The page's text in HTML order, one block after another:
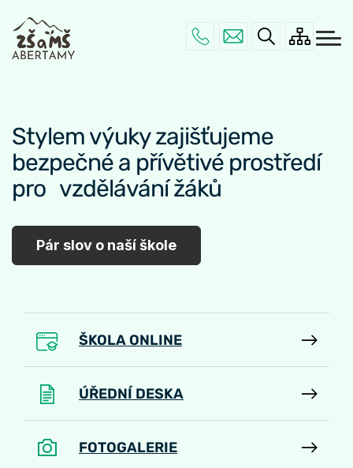
hlavnímu
navigace
ZÁKLADNÍ ŠKOLA
MATEŘSKÁ ŠKOLA
KONTAKTY
Stylem výuky zajišťujeme
bezpečné a přívětivé prostředí
pro vzdělávání žáků
Pár slov o naší škole
ŠKOLA ONLINE
ÚŘEDNÍ DESKA
FOTOGALERIE